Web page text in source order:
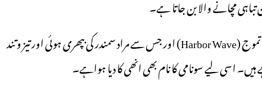
تباہی مچانے والا بن جاتا ہے۔
سونامی دراصل جاپانیوں کا دیاہوا نام ہے، جس کے معنی ہیں ساحلی تموج (Harbor Wave) اور جس سے مراد سمندر کی بپھری ہوئی اور تیز وتند
اسی لیے سونامی کا نام بھی انھی کا دیا ہواہے۔